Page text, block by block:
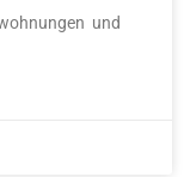
und